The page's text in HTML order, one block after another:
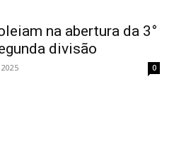
na abertura da 3°
divisão
0